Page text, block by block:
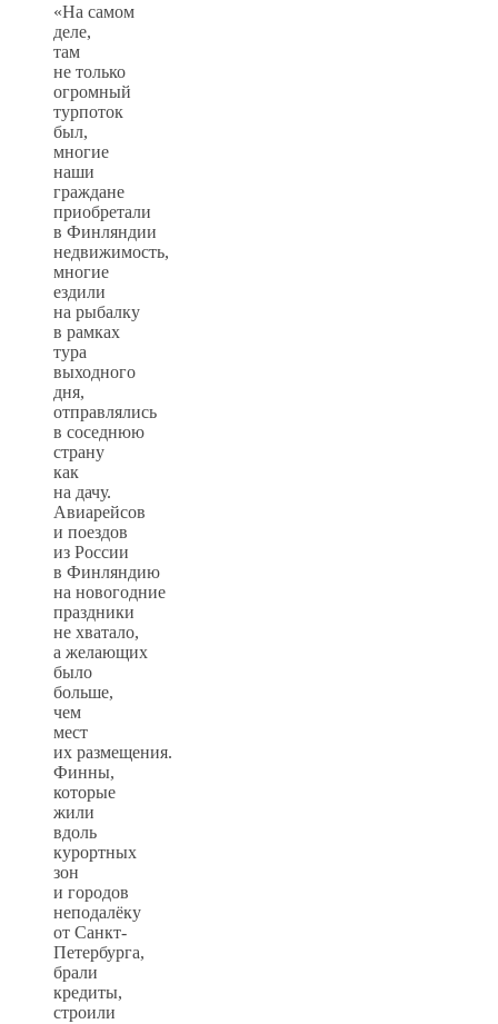
«На самом
деле,
там
не только
огромный
турпоток
был,
многие
наши
граждане
приобретали
в Финляндии
недвижимость,
многие
ездили
на рыбалку
в рамках
тура
выходного
дня,
отправлялись
в соседнюю
страну
как
на дачу.
Авиарейсов
и поездов
из России
в Финляндию
на новогодние
праздники
не хватало,
а желающих
было
больше,
чем
мест
их размещения.
Финны,
которые
жили
вдоль
курортных
зон
и городов
неподалёку
от Санкт-
Петербурга,
брали
кредиты,
строили